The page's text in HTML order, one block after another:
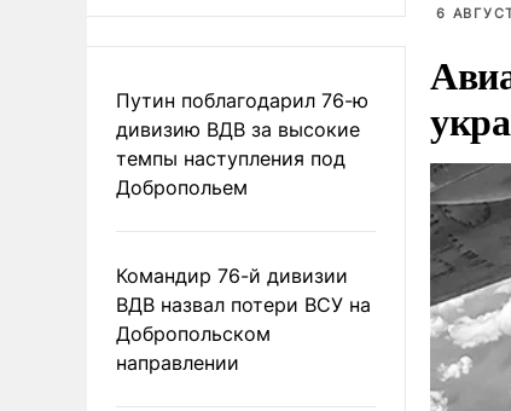
Путин поблагодарил 76-ю
дивизию ВДВ за высокие
темпы наступления под
Добропольем
Командир 76-й дивизии
ВДВ назвал потери ВСУ на
Добропольском
направлении
6